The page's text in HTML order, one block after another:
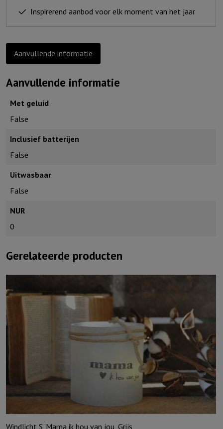
aantal
Inspirerend aanbod voor elk moment van het jaar
Aanvullende informatie
Aanvullende informatie
Met geluid
False
Inclusief batterijen
False
Uitwasbaar
False
NUR
0
Gerelateerde producten
Windlicht S ‘Mama ik hou van jou, Grijs